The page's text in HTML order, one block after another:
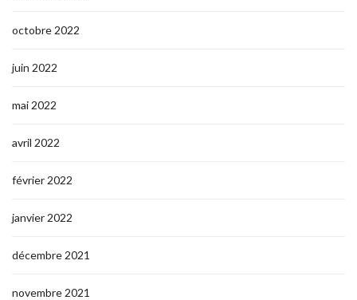
octobre 2022
juin 2022
mai 2022
avril 2022
février 2022
janvier 2022
décembre 2021
novembre 2021